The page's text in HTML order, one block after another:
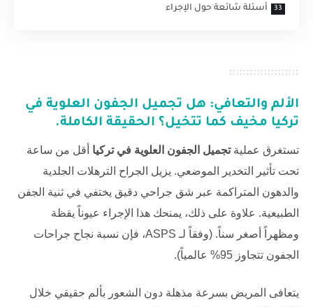
أسئلة شائعة حول الإجراء
الألم والتعافي: هل تجميل الجفون العلوية في
تركيا مخيف كما تتخيل؟ الحقيقة الكاملة.
تستغرق عمليةتجميل الجفون العلوية في تركيا أقل من ساعة
تحت تأثير التخدير الموضعي. يزيل الجراح الترهلات الجلدية
والدهون المتراكمة عبر شق جراحي دقيق يختفي في ثنية الجفن
الطبيعية. علاوة على ذلك، يمنحك هذا الإجراء عيوناً يقظة
ومظهراً أصغر سناً. (وفقاً لـ ASPS، فإن نسبة نجاح جراحات
الجفون تتجاوز 95% عالمياً).
يتعافى المريض بسرعة مذهلة دون الشعور بألم حقيقي خلال